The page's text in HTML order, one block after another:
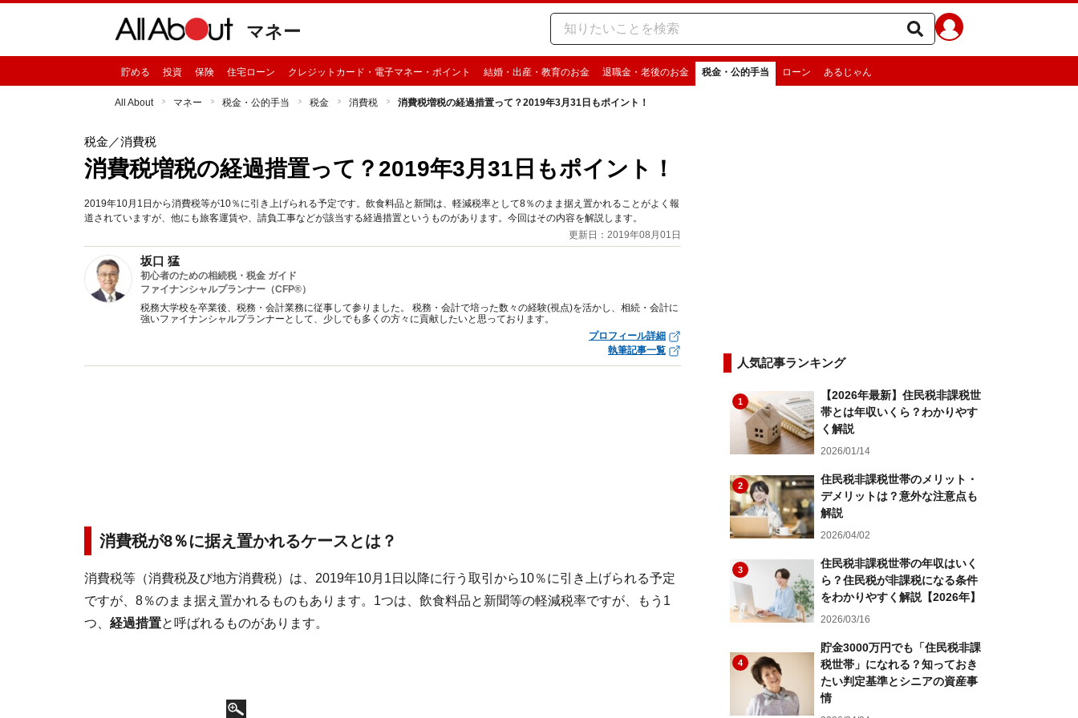
マネー
貯める 投資 保険 住宅ローン クレジットカード・電子マネー・ポイント 結婚・出産・教育のお金 退職金・老後のお金 税金・公的手当 ローン あるじゃん
All About マネー 税金・公的手当 税金 消費税 消費税増税の経過措置って？2019年3月31日もポイント！
税金 ／消費税
消費税増税の経過措置って？2019年3月31日もポイント！
2019年10月1日から消費税等が10％に引き上げられる予定です。飲食料品と新聞は、軽減税率として8％のまま据え置かれることがよく報
道されていますが、他にも旅客運賃や、請負工事などが該当する経過措置というものがあります。今回はその内容を解説します。
更新日：2019年08月01日
坂口 猛
初心者のための相続税・税金 ガイド
ファイナンシャルプランナー（CFP®）
税務大学校を卒業後、税務・会計業務に従事して参りました。 税務・会計で培った数々の経験(視点)を活かし、相続・会計に
強いファイナンシャルプランナーとして、少しでも多くの方々に貢献したいと思っております。
プロフィール詳細
執筆記事一覧
消費税が8％に据え置かれるケースとは？
消費税等（消費税及び地方消費税）は、2019年10月1日以降に行う取引から10％に引き上げられる予定
ですが、8％のまま据え置かれるものもあります。1つは、飲食料品と新聞等の軽減税率ですが、もう1
つ、 経過措置と呼ばれるものがあります。
人気記事ランキング
1
【2026年最新】住民税非課税世
帯とは年収いくら？わかりやす
く解説
2026/01/14
2
住民税非課税世帯のメリット・
デメリットは？意外な注意点も
解説
2026/04/02
3
住民税非課税世帯の年収はいく
ら？住民税が非課税になる条件
をわかりやすく解説【2026年】
2026/03/16
4
貯金3000万円でも「住民税非課
税世帯」になれる？知っておき
たい判定基準とシニアの資産事
情